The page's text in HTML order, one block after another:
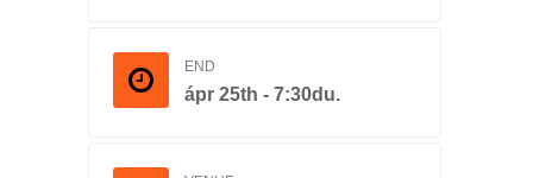
END
ápr 25th - 7:30du.